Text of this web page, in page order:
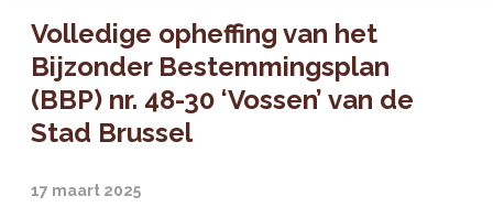
Volledige opheffing van het
Bijzonder Bestemmingsplan
(BBP) nr. 48-30 ‘Vossen’ van de
Stad Brussel
17 maart 2025